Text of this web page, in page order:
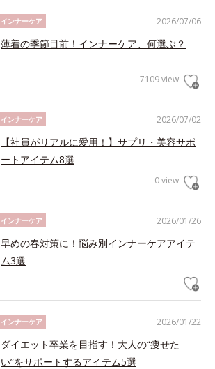
2026/07/06
インナーケア
薄着の季節目前！インナーケア、何選ぶ？
7109 view
2026/07/02
インナーケア
【社員がリアルに愛用！】サプリ・美容サポ
ートアイテム8選
0 view
2026/01/26
インナーケア
早めの春対策に！悩み別インナーケアアイテ
ム3選
2026/01/22
インナーケア
ダイエット卒業を目指す！大人の“痩せた
い”をサポートするアイテム5選